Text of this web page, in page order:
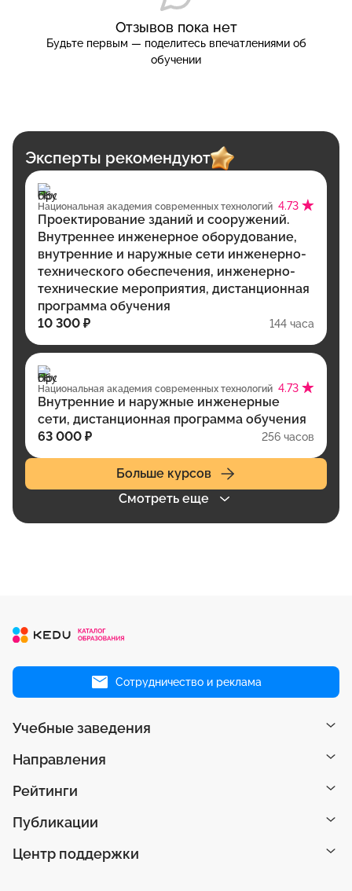
Эксперты рекомендуют
Национальная академия современных технологий 4.73
Проектирование зданий и сооружений.
Внутреннее инженерное оборудование,
внутренние и наружные сети инженерно-
технического обеспечения, инженерно-
технические мероприятия, дистанционная
программа обучения
10 300 ₽
144 часа
Национальная академия современных технологий 4.73
Внутренние и наружные инженерные
сети, дистанционная программа обучения
63 000 ₽
256 часов
Больше курсов
Смотреть еще
Отзывов пока нет
Будьте первым — поделитесь впечатлениями об
обучении
Сотрудничество и реклама
Учебные заведения
Направления
Рейтинги
Публикации
Центр поддержки